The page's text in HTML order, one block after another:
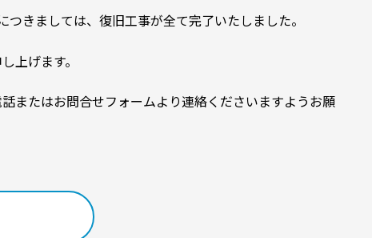
きましては、復旧工事が全て完了いたしました。
上げます。
またはお問合せフォームより連絡くださいますようお願